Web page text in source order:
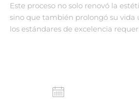
Este proceso no solo renovó la
sino que también prolongó su
los estándares de excelencia